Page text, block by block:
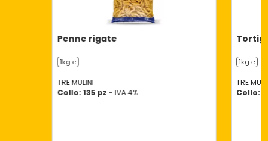
Penne rigate
1kg ℮
TRE MULINI
Collo: 135 pz - IVA 4%
1kg ℮
TRE
Collo: